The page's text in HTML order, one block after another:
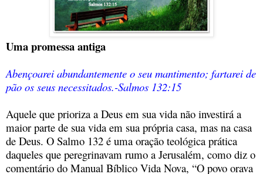
Uma promessa antiga
Abençoarei abundantemente o seu mantimento; fartarei de
pão os seus necessitados.-Salmos 132:15
Aquele que prioriza a Deus em sua vida não investirá a
maior parte de sua vida em sua própria casa, mas na casa
de Deus. O Salmo 132 é uma oração teológica prática
daqueles que peregrinavam rumo a Jerusalém, como diz o
comentário do Manual Bíblico Vida Nova, “O povo orava